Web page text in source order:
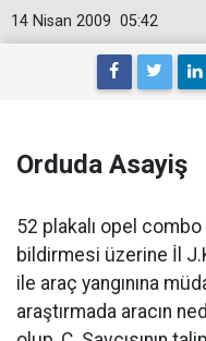
05:42
14 Nisan 2009
Orduda Asayiş
52 plakalı opel combo
bildirmesi üzerine İl
ile araç yangınına
araştırmada aracın